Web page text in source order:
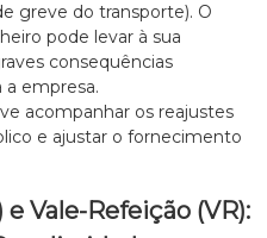
greve do transporte). O
pode levar à sua
consequências
a empresa.
acompanhar os reajustes
e ajustar o fornecimento
Vale-Refeição (VR):